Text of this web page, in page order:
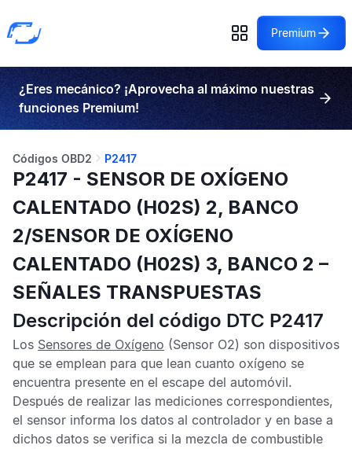
Premium
¿Eres mecánico? ¡Aprovecha al máximo nuestras
funciones Premium!
Códigos OBD2 P2417
P2417 - SENSOR DE OXÍGENO
CALENTADO (H02S) 2, BANCO
2/SENSOR DE OXÍGENO
CALENTADO (H02S) 3, BANCO 2 –
SEÑALES TRANSPUESTAS
Descripción del código DTC P2417
Los Sensores de Oxígeno (Sensor O2) son dispositivos
que se emplean para que lean cuanto oxígeno se
encuentra presente en el escape del automóvil.
Después de realizar las mediciones correspondientes,
el sensor informa los datos al controlador y en base a
dichos datos se verifica si la mezcla de combustible